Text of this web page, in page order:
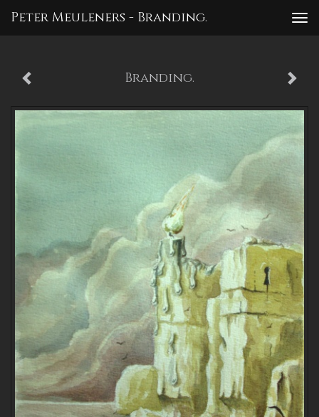
Peter Meuleners - Branding.
Branding.